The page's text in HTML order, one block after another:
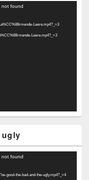
not found
Leere.mp4?_=3
Leere.mp4?_=3
not found
good-the-bad-and-the-ugly.mp4?_=4